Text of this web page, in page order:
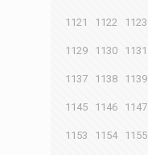
1121 1122 1123
1129 1130 1131
1137 1138 1139
1145 1146 1147
1153 1154 1155